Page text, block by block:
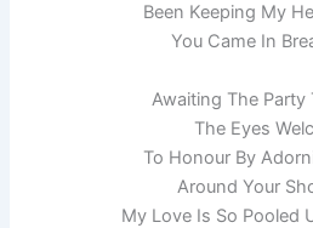
Been Keeping My
You Came In
Awaiting The Party
The Eyes
To Honour By
Around Your
My Love Is So Pooled